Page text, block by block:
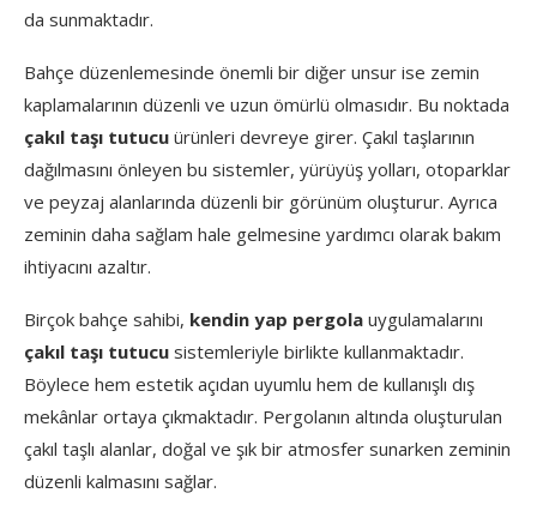
da sunmaktadır.
Bahçe düzenlemesinde önemli bir diğer unsur ise zemin
kaplamalarının düzenli ve uzun ömürlü olmasıdır. Bu noktada
çakıl taşı tutucu ürünleri devreye girer. Çakıl taşlarının
dağılmasını önleyen bu sistemler, yürüyüş yolları, otoparklar
ve peyzaj alanlarında düzenli bir görünüm oluşturur. Ayrıca
zeminin daha sağlam hale gelmesine yardımcı olarak bakım
ihtiyacını azaltır.
Birçok bahçe sahibi, kendin yap pergola uygulamalarını
çakıl taşı tutucu sistemleriyle birlikte kullanmaktadır.
Böylece hem estetik açıdan uyumlu hem de kullanışlı dış
mekânlar ortaya çıkmaktadır. Pergolanın altında oluşturulan
çakıl taşlı alanlar, doğal ve şık bir atmosfer sunarken zeminin
düzenli kalmasını sağlar.